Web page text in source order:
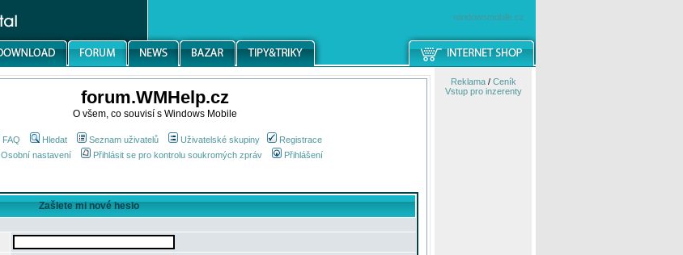
windowsmobile.cz
forum.WMHelp.cz
O všem, co souvisí s Windows Mobile
FAQ Hledat Seznam uživatelů Uživatelské skupiny
Registrace
Osobní nastavení
Přihlásit se pro kontrolu soukromých zpráv Přihlášení
Zašlete mi nové heslo
Reklama/ Ceník
Vstup pro inzerenty